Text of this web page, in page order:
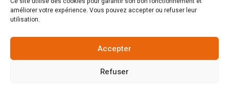
améliorer votre expérience. Vous pouvez accepter ou refuser leur
utilisation.
Accepter
Refuser
© Copyright 2025. All Rights Reserved.